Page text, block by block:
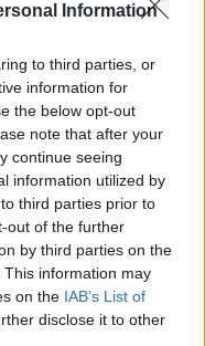
Information
to third parties, or
information for
the below opt-out
note that after your
continue seeing
information utilized by
third parties prior to
out of the further
by third parties on the
This information may
on the IAB’s List of
disclose it to other
FBI” έχει